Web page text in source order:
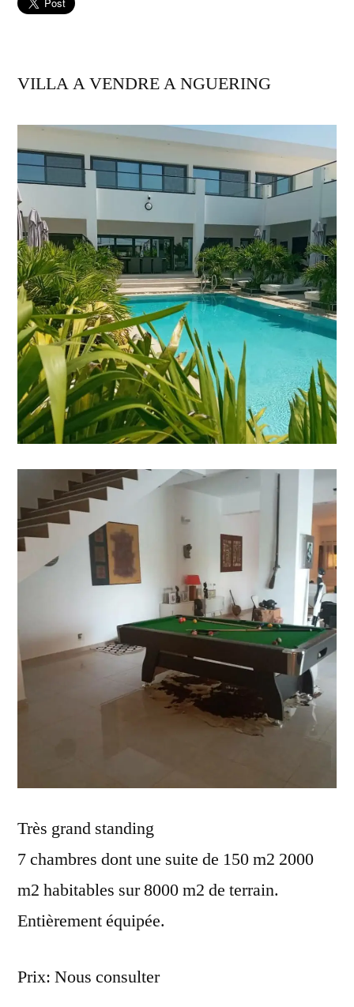
VILLA A VENDRE A NGUERING
Très grand standing
7 chambres dont une suite de 150 m2 2000
m2 habitables sur 8000 m2 de terrain.
Entièrement équipée.
Prix: Nous consulter